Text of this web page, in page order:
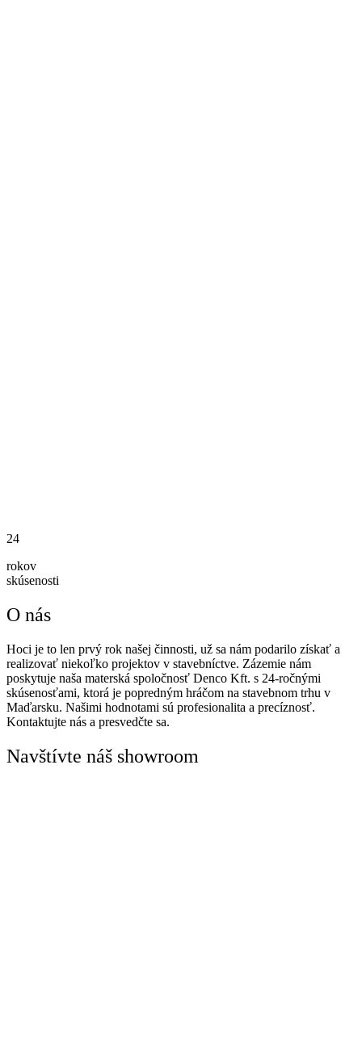
24
rokov
skúsenosti
O nás
Hoci je to len prvý rok našej činnosti, už sa nám podarilo získať a
realizovať niekoľko projektov v stavebníctve. Zázemie nám
poskytuje naša materská spoločnosť Denco Kft. s 24-ročnými
skúsenosťami, ktorá je popredným hráčom na stavebnom trhu v
Maďarsku. Našimi hodnotami sú profesionalita a precíznosť.
Kontaktujte nás a presvedčte sa.
Navštívte náš showroom